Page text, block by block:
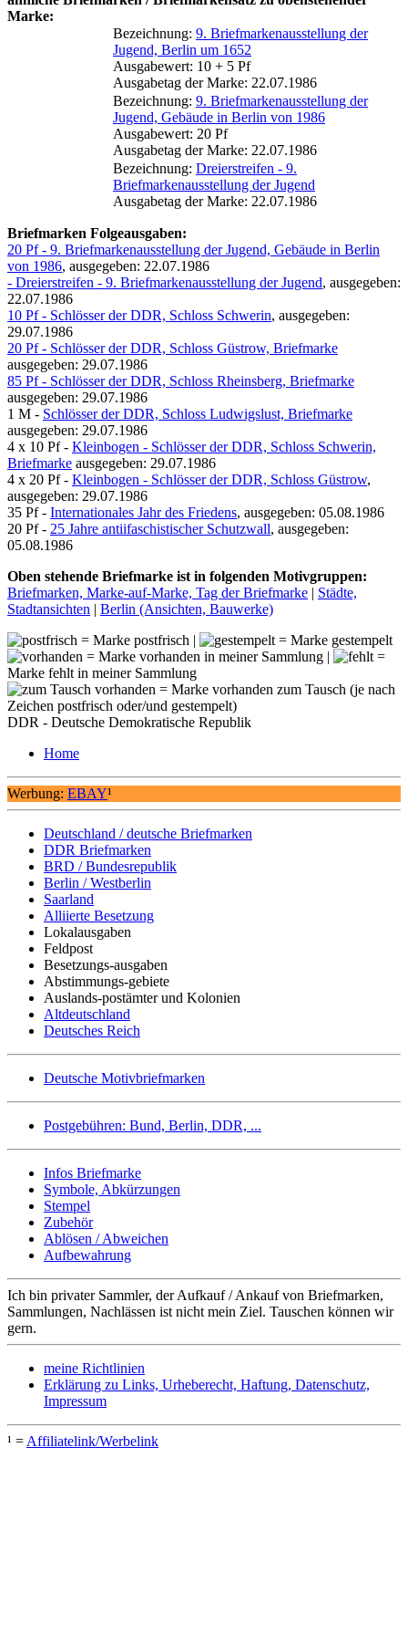
Marke:
Bezeichnung: 9. Briefmarkenausstellung der
Jugend, Berlin um 1652
Ausgabewert: 10 + 5 Pf
Ausgabetag der Marke: 22.07.1986
Bezeichnung: 9. Briefmarkenausstellung der
Jugend, Gebäude in Berlin von 1986
Ausgabewert: 20 Pf
Ausgabetag der Marke: 22.07.1986
Bezeichnung: Dreierstreifen - 9.
Briefmarkenausstellung der Jugend
Ausgabetag der Marke: 22.07.1986
Briefmarken Folgeausgaben:
20 Pf - 9. Briefmarkenausstellung der Jugend, Gebäude in Berlin
von 1986, ausgegeben: 22.07.1986
- Dreierstreifen - 9. Briefmarkenausstellung der Jugend, ausgegeben:
22.07.1986
10 Pf - Schlösser der DDR, Schloss Schwerin, ausgegeben:
29.07.1986
20 Pf - Schlösser der DDR, Schloss Güstrow, Briefmarke
ausgegeben: 29.07.1986
85 Pf - Schlösser der DDR, Schloss Rheinsberg, Briefmarke
ausgegeben: 29.07.1986
1 M - Schlösser der DDR, Schloss Ludwigslust, Briefmarke
ausgegeben: 29.07.1986
4 x 10 Pf - Kleinbogen - Schlösser der DDR, Schloss Schwerin,
Briefmarke ausgegeben: 29.07.1986
4 x 20 Pf - Kleinbogen - Schlösser der DDR, Schloss Güstrow,
ausgegeben: 29.07.1986
35 Pf - Internationales Jahr des Friedens, ausgegeben: 05.08.1986
20 Pf - 25 Jahre antiifaschistischer Schutzwall, ausgegeben:
05.08.1986
Oben stehende Briefmarke ist in folgenden Motivgruppen:
Briefmarken, Marke-auf-Marke, Tag der Briefmarke | Städte,
Stadtansichten | Berlin (Ansichten, Bauwerke)
= Marke postfrisch |
= Marke gestempelt
= Marke vorhanden in meiner Sammlung |
=
Marke fehlt in meiner Sammlung
= Marke vorhanden zum Tausch (je nach
Zeichen postfrisch oder/und gestempelt)
DDR - Deutsche Demokratische Republik
Home
Werbung: EBAY¹
Deutschland / deutsche Briefmarken
DDR Briefmarken
BRD / Bundesrepublik
Berlin / Westberlin
Saarland
Alliierte Besetzung
Lokalausgaben
Feldpost
Besetzungs-ausgaben
Abstimmungs-gebiete
Auslands-postämter und Kolonien
Altdeutschland
Deutsches Reich
Deutsche Motivbriefmarken
Postgebühren: Bund, Berlin, DDR, ...
Infos Briefmarke
Symbole, Abkürzungen
Stempel
Zubehör
Ablösen / Abweichen
Aufbewahrung
Ich bin privater Sammler, der Aufkauf / Ankauf von Briefmarken,
Sammlungen, Nachlässen ist nicht mein Ziel. Tauschen können wir
gern.
meine Richtlinien
Erklärung zu Links, Urheberecht, Haftung, Datenschutz,
Impressum
¹ = Affiliatelink/Werbelink